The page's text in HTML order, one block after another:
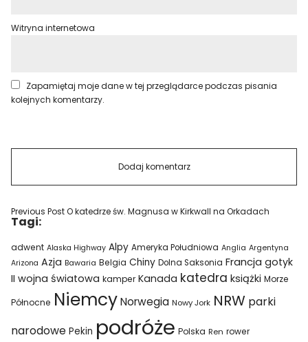
Witryna internetowa
Zapamiętaj moje dane w tej przeglądarce podczas pisania
kolejnych komentarzy.
Previous PostO katedrze św. Magnusa w Kirkwall na Orkadach
Tagi:
adwent Alaska Highway Alpy Ameryka Południowa Anglia Argentyna
Arizona Azja Bawaria Belgia Chiny Dolna Saksonia Francja gotyk
II wojna światowa kamper Kanada katedra książki Morze
Północne Niemcy Norwegia Nowy Jork NRW parki
narodowe Pekin podróże Polska Ren rower